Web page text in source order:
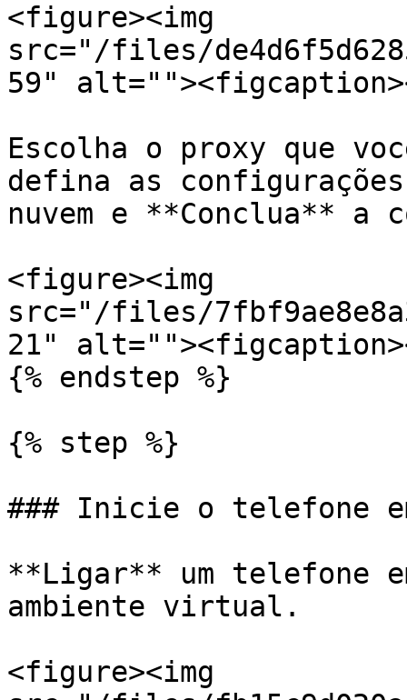
<figure><img
src="/files/
59"
Escolha o proxy que
defina as
nuvem e **Conclua** a
<figure><img
src="/files/
21"
{% endstep %}
{% step %}
### Inicie o telefone
**Ligar** um telefone
ambiente virtual.
<figure><img